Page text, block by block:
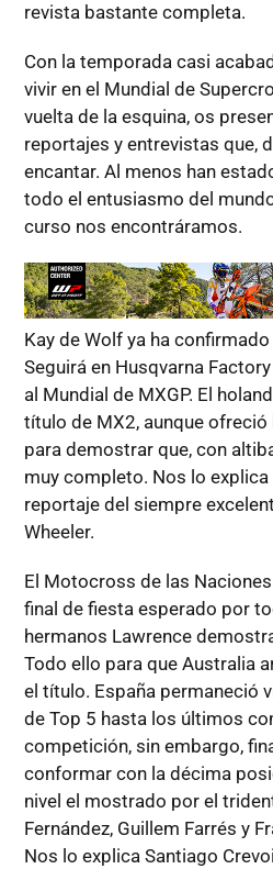
revista bastante completa.
Con la temporada casi
vivir en el Mundial de
vuelta de la esquina, os
reportajes y entrevistas que,
encantar. Al menos han
todo el entusiasmo del
curso nos encontráramos.
Kay de Wolf ya ha
Seguirá en Husqvarna
al Mundial de MXGP. El
título de MX2, aunque ofreció
para demostrar que, con
muy completo. Nos lo
reportaje del siempre
Wheeler.
El Motocross de las
final de fiesta esperado por
hermanos Lawrence
Todo ello para que Australia
el título. España permaneció
de Top 5 hasta los últimos
competición, sin embargo,
conformar con la décima
nivel el mostrado por el
Fernández, Guillem Farrés y
Nos lo explica Santiago